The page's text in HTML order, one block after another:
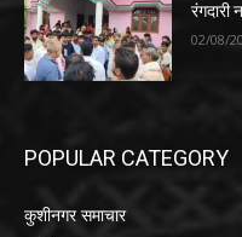
रंगदारी
02/08/
POPULAR CATEGORY
कुशीनगर समाचार